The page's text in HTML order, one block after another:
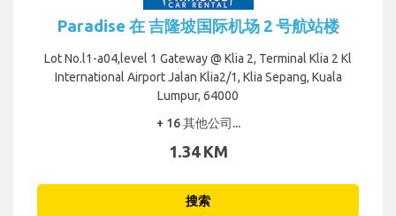
Paradise 在 吉隆坡国际机场 2 号航站楼
Lot No.l1-a04,level 1 Gateway @ Klia 2, Terminal Klia 2 Kl
International Airport Jalan Klia2/1, Klia Sepang, Kuala
Lumpur, 64000
+ 16 其他公司...
1.34 KM
搜索